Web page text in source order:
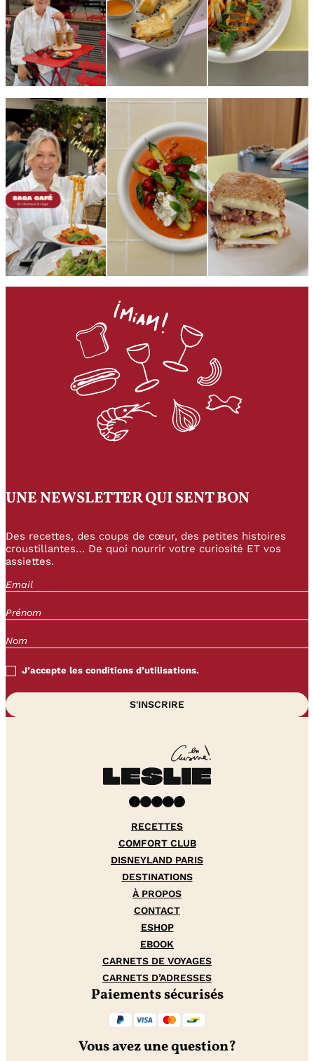
UNE NEWSLETTER QUI SENT BON
Des recettes, des coups de cœur, des petites histoires
croustillantes… De quoi nourrir votre curiosité ET vos
assiettes.
J’accepte les conditions d’utilisations.
Facebook InstagramPinterest YouTube TikTok
RECETTES
COMFORT CLUB
DISNEYLAND PARIS
DESTINATIONS
À PROPOS
CONTACT
ESHOP
EBOOK
CARNETS DE VOYAGES
CARNETS D’ADRESSES
Paiements sécurisés
Vous avez une question?